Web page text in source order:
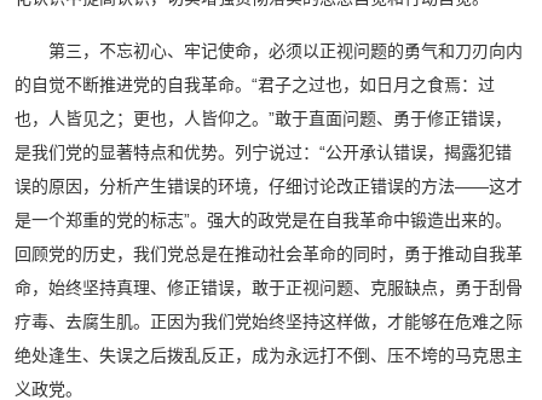
第三，不忘初心、牢记使命，必须以正视问题的勇气和刀刃向内
的自觉不断推进党的自我革命。“君子之过也，如日月之食焉：过
也，人皆见之；更也，人皆仰之。”敢于直面问题、勇于修正错误，
是我们党的显著特点和优势。列宁说过：“公开承认错误，揭露犯错
误的原因，分析产生错误的环境，仔细讨论改正错误的方法——这才
是一个郑重的党的标志”。强大的政党是在自我革命中锻造出来的。
回顾党的历史，我们党总是在推动社会革命的同时，勇于推动自我革
命，始终坚持真理、修正错误，敢于正视问题、克服缺点，勇于刮骨
疗毒、去腐生肌。正因为我们党始终坚持这样做，才能够在危难之际
绝处逢生、失误之后拨乱反正，成为永远打不倒、压不垮的马克思主
义政党。